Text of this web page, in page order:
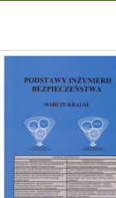
24.07,